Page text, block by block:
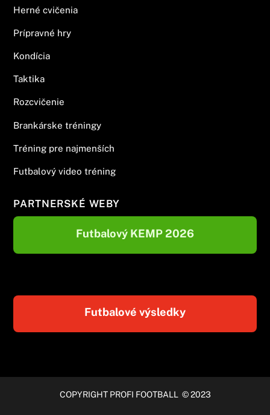
Herné cvičenia
Prípravné hry
Kondícia
Taktika
Rozcvičenie
Brankárske tréningy
Tréning pre najmenších
Futbalový video tréning
PARTNERSKÉ WEBY
Futbalový KEMP 2026
Futbalové výsledky
COPYRIGHT PROFI FOOTBALL © 2023